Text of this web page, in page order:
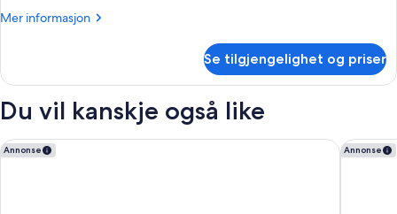
Mer informasjon
Mer
–
Se tilgjengelighet og priser
Du vil kanskje også like
Annonse
Nest Hotel Paris la Défense - MGallery Collection Annonse
Dolce